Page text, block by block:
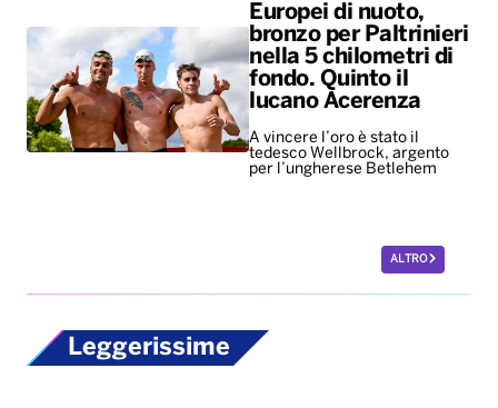
Europei di nuoto,
bronzo per Paltrinieri
nella 5 chilometri di
fondo. Quinto il
lucano Acerenza
A vincere l’oro è stato il
tedesco Wellbrock, argento
per l’ungherese Betlehem
ALTRO
Leggerissime